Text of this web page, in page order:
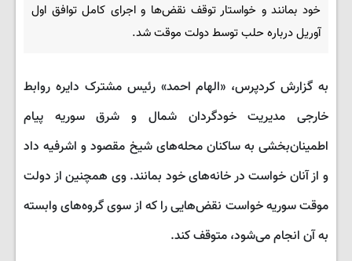
خود بمانند و خواستار توقف نقض‌ها و اجرای کامل توافق اول
آوریل درباره حلب توسط دولت موقت شد.
به گزارش کردپرس، «الهام احمد» رئیس مشترک دایره روابط
خارجی مدیریت خودگردان شمال و شرق سوریه پیام
اطمینان‌بخشی به ساکنان محله‌های شیخ مقصود و اشرفیه داد
و از آنان خواست در خانه‌های خود بمانند. وی همچنین از دولت
موقت سوریه خواست نقض‌هایی را که از سوی گروه‌های وابسته
به آن انجام می‌شود، متوقف کند.